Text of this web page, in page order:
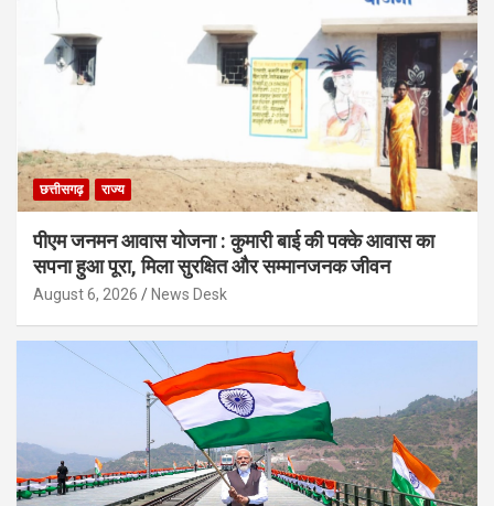
छत्तीसगढ़ राज्य
पीएम जनमन आवास योजना : कुमारी बाई की पक्के आवास का
सपना हुआ पूरा, मिला सुरक्षित और सम्मानजनक जीवन
August 6, 2026 News Desk